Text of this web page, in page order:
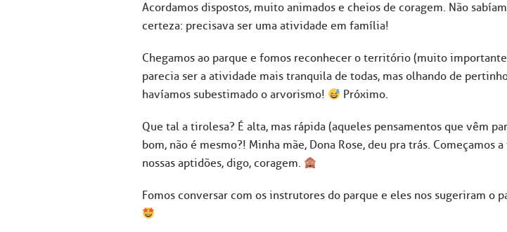
Acordamos dispostos, muito animados e cheios de coragem. Não
certeza: precisava ser uma atividade em família!
Chegamos ao parque e fomos reconhecer o território (muito
parecia ser a atividade mais tranquila de todas, mas olhando de
havíamos subestimado o arvorismo!
Próximo.
Que tal a tirolesa? É alta, mas rápida (aqueles pensamentos que vêm
bom, não é mesmo?! Minha mãe, Dona Rose, deu pra trás.
nossas aptidões, digo, coragem.
Fomos conversar com os instrutores do parque e eles nos sugeriram o